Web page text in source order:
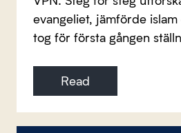
evangeliet, jämförde
tog för första gången
Read